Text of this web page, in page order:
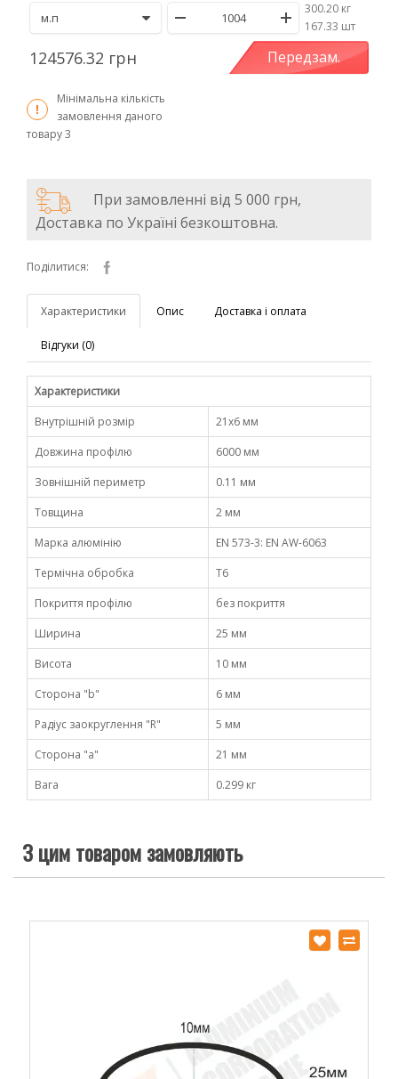
300.20 кг
/167.33 шт
124576.32 грн Передзам.
Мінімальна кількість
замовлення даного
товару3
При замовленні від 5 000 грн,
Доставка по Україні безкоштовна.
Поділитися:
Характеристики Опис Доставка і оплата
Відгуки (0)
Характеристики
Внутрішній розмір
21х6 мм
Довжина профілю
6000 мм
Зовнішній периметр
0.11 мм
Товщина
2 мм
Марка алюмінію
EN 573-3: EN AW-6063
Термічна обробка
Т6
Покриття профілю
без покриття
Ширина
25 мм
Висота
10 мм
Сторона "b"
6 мм
Радіус заокруглення "R"
5 мм
Сторона "а"
21 мм
Вага
0.299 кг
З цим товаром замовляють